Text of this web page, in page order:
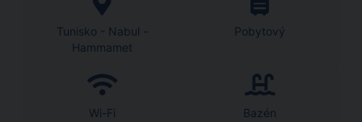
Tunisko - Nabul -
Hammamet
Pobytový
Wi-Fi Bazén